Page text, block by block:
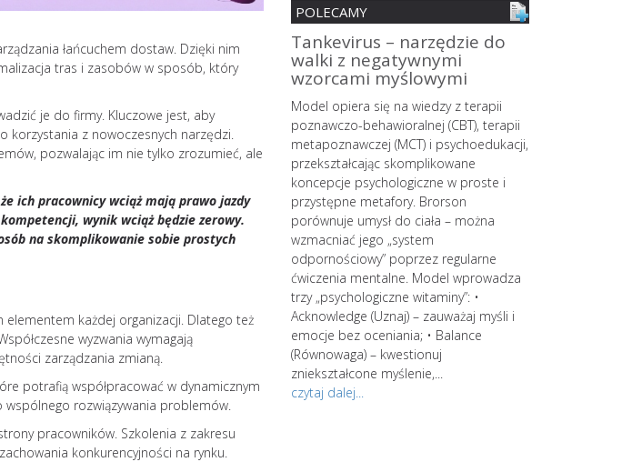
łańcuchem dostaw. Dzięki nim
tras i zasobów w sposób, który
je do firmy. Kluczowe jest, aby
korzystania z nowoczesnych narzędzi.
pozwalając im nie tylko zrozumieć, ale
ich pracownicy wciąż mają prawo jazdy
wynik wciąż będzie zerowy.
na skomplikowanie sobie prostych
elementem każdej organizacji. Dlatego też
wyzwania wymagają
zarządzania zmianą.
potrafią współpracować w dynamicznym
rozwiązywania problemów.
pracowników. Szkolenia z zakresu
konkurencyjności na rynku.
POLECAMY
Jak uniknąć wypalenia
zawodowego? 10
skutecznych strategii
zawodowego
zatacza coraz
szersze kręgi.
psychologicznego rozprzestrzenia się
niczym pożar. Prowadzi nie tylko do
rozdrażenienia, ale również niszczy
zawodowemu? Według amerykańskiej
badaczki Christiny Maslach wypalenie
zawodowe przebiega zgodnie z
stadia mogą występować łącznie lub
pojawiać się kolejno u...
czytaj dalej...
Tankevirus – narzędzie do
walki z negatywnymi
wzorcami myślowymi
Model opiera się na wiedzy z terapii
poznawczo-behawioralnej (CBT), terapii
metapoznawczej (MCT) i psychoedukacji,
przekształcając skomplikowane
koncepcje psychologiczne w proste i
przystępne metafory. Brorson
porównuje umysł do ciała – można
wzmacniać jego „system
odpornościowy” poprzez regularne
ćwiczenia mentalne. Model wprowadza
trzy „psychologiczne witaminy”: •
Acknowledge (Uznaj) – zauważaj myśli i
emocje bez oceniania; • Balance
(Równowaga) – kwestionuj
zniekształcone myślenie,...
czytaj dalej...